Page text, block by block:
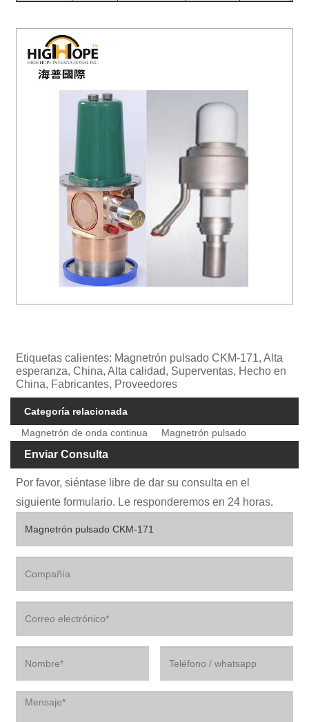
Etiquetas calientes: Magnetrón pulsado CKM-171, Alta
esperanza, China, Alta calidad, Superventas, Hecho en
China, Fabricantes, Proveedores
Categoría relacionada
Magnetrón de onda continua
Magnetrón pulsado
Enviar Consulta
Por favor, siéntase libre de dar su consulta en el
siguiente formulario. Le responderemos en 24 horas.